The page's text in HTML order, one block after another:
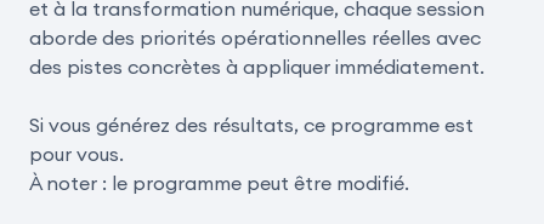
et à la transformation numérique, chaque session
aborde des priorités opérationnelles réelles avec
des pistes concrètes à appliquer immédiatement.
Si vous générez des résultats, ce programme est
pour vous.
À noter : le programme peut être modifié.